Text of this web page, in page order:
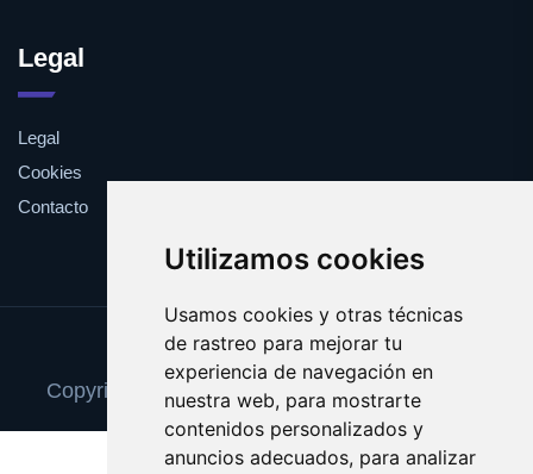
Utilizamos cookies
Usamos cookies y otras técnicas
de rastreo para mejorar tu
experiencia de navegación en
nuestra web, para mostrarte
contenidos personalizados y
anuncios adecuados, para analizar
Legal
Legal
Cookies
Contacto
Update cookies preferences
Copyright © 2025 reparacionordenadores.com